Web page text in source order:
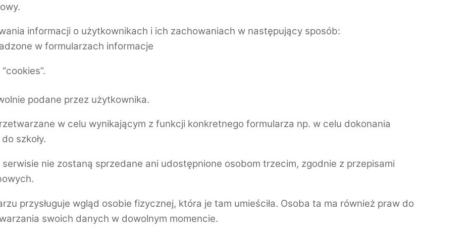
informacji o użytkownikach i ich zachowaniach w następujący sposób:
w formularzach informacje
podane przez użytkownika.
w celu wynikającym z funkcji konkretnego formularza np. w celu dokonania
szkoły.
nie zostaną sprzedane ani udostępnione osobom trzecim, zgodnie z przepisami
przysługuje wgląd osobie fizycznej, która je tam umieściła. Osoba ta ma również praw do
swoich danych w dowolnym momencie.